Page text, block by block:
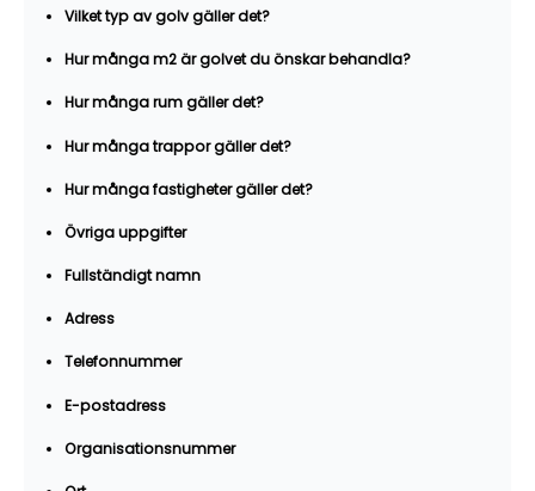
Vilket typ av golv gäller det?
Hur många m2 är golvet du önskar behandla?
Hur många rum gäller det?
Hur många trappor gäller det?
Hur många fastigheter gäller det?
Övriga uppgifter
Fullständigt namn
Adress
Telefonnummer
E-postadress
Organisationsnummer